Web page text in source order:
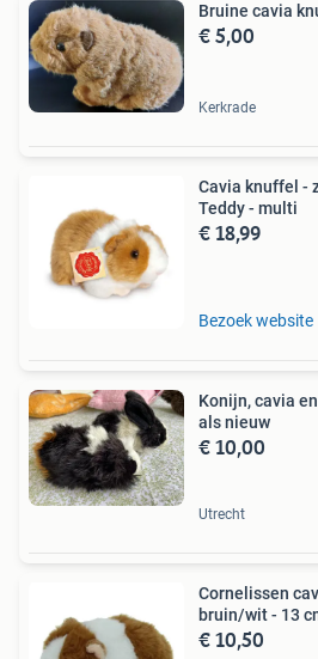
Bruine cavia
€ 5,00
Kerkrade
Cavia knuffel -
Teddy - multi
€ 18,99
Bezoek website
Konijn, cavia
als nieuw
€ 10,00
Utrecht
Cornelissen
bruin/wit - 13
€ 10,50